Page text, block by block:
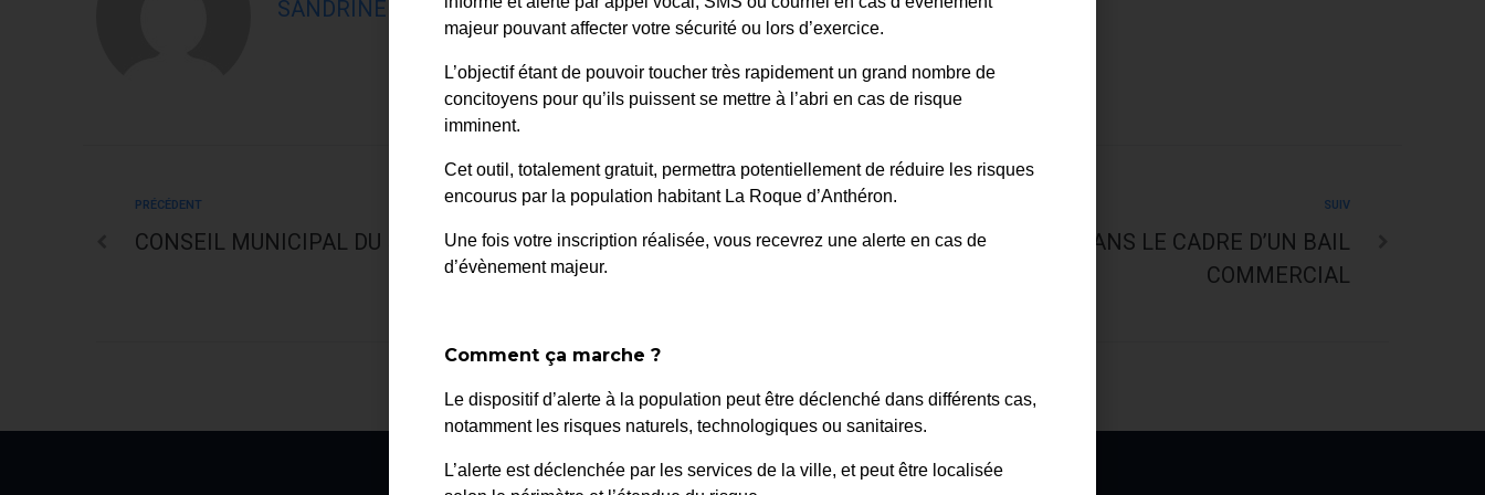
SANDRINE RUIZ
PRÉCÉDENT
CONSEIL MUNICIPAL DU 5 JUIN 2026
SUIV
51/26 – DÉPART ANTICIPÉ DANS LE CADRE D’UN BAIL
COMMERCIAL
majeur pouvant affecter votre sécurité ou lors d’exercice.
L’objectif étant de pouvoir toucher très rapidement un grand nombre de
concitoyens pour qu’ils puissent se mettre à l’abri en cas de risque
imminent.
Cet outil, totalement gratuit, permettra potentiellement de réduire les risques
encourus par la population habitant La Roque d’Anthéron.
Une fois votre inscription réalisée, vous recevrez une alerte en cas de
d’évènement majeur.
Comment ça marche ?
Le dispositif d’alerte à la population peut être déclenché dans différents cas,
notamment les risques naturels, technologiques ou sanitaires.
L’alerte est déclenchée par les services de la ville, et peut être localisée